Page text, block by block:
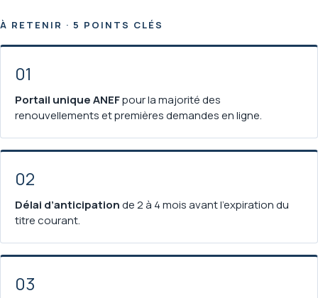
À RETENIR · 5 POINTS CLÉS
01
Portail unique ANEFpour la majorité des
renouvellements et premières demandes en ligne.
02
Délai d’anticipationde 2 à 4 mois avant l’expiration du
titre courant.
03